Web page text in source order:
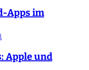
Apps im
Apple und